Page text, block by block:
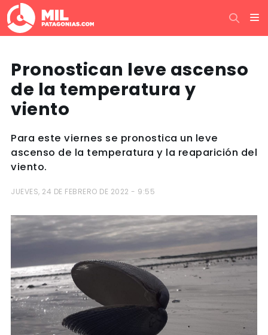
Pronostican leve ascenso
de la temperatura y
viento
Para este viernes se pronostica un leve
ascenso de la temperatura y la reaparición del
viento.
JUEVES, 24 DE FEBRERO DE 2022 - 9:55